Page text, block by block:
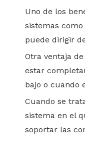
Uno de los
sistemas
puede dirigir
Otra ventaja
estar
bajo o cuando
Cuando se
sistema en el
soportar las